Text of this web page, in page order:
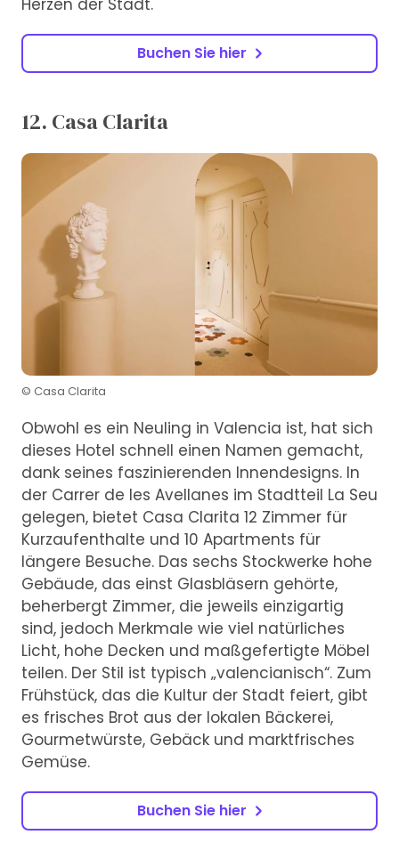
Herzen der Stadt.
Buchen Sie hier
12. Casa Clarita
© Casa Clarita
Obwohl es ein Neuling in Valencia ist, hat sich
dieses Hotel schnell einen Namen gemacht,
dank seines faszinierenden Innendesigns. In
der Carrer de les Avellanes im Stadtteil La Seu
gelegen, bietet Casa Clarita 12 Zimmer für
Kurzaufenthalte und 10 Apartments für
längere Besuche. Das sechs Stockwerke hohe
Gebäude, das einst Glasbläsern gehörte,
beherbergt Zimmer, die jeweils einzigartig
sind, jedoch Merkmale wie viel natürliches
Licht, hohe Decken und maßgefertigte Möbel
teilen. Der Stil ist typisch „valencianisch“. Zum
Frühstück, das die Kultur der Stadt feiert, gibt
es frisches Brot aus der lokalen Bäckerei,
Gourmetwürste, Gebäck und marktfrisches
Gemüse.
Buchen Sie hier